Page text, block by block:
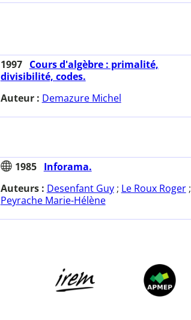
1997
Cours d'algèbre : primalité,
divisibilité, codes.
Auteur : Demazure Michel
1985
Inforama.
Auteurs : Desenfant Guy; Le Roux Roger;
Peyrache Marie-Hélène